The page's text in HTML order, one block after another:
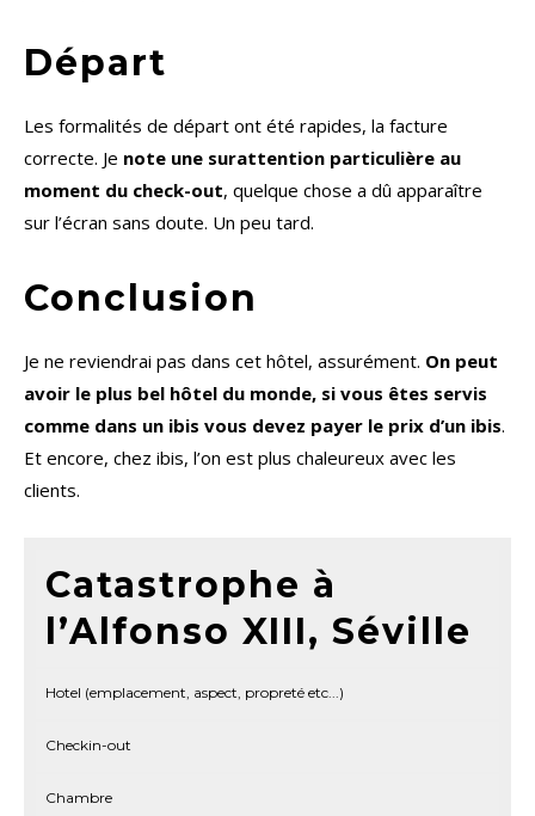
Départ
Les formalités de départ ont été rapides, la facture
correcte. Je note une surattention particulière au
moment du check-out, quelque chose a dû apparaître
sur l’écran sans doute. Un peu tard.
Conclusion
Je ne reviendrai pas dans cet hôtel, assurément. On peut
avoir le plus bel hôtel du monde, si vous êtes servis
comme dans un ibis vous devez payer le prix d’un ibis.
Et encore, chez ibis, l’on est plus chaleureux avec les
clients.
Catastrophe à
l’Alfonso XIII, Séville
Hotel (emplacement, aspect, propreté etc...)
Checkin-out
Chambre